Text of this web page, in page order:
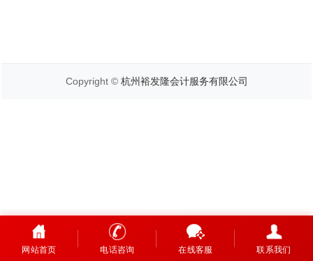
Copyright © 杭州裕发隆会计服务有限公司
网站首页 电话咨询 在线客服 联系我们